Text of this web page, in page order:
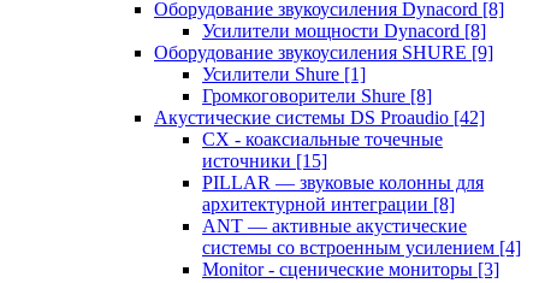
Оборудование звукоусиления Dynacord [8]
Усилители мощности Dynacord [8]
Оборудование звукоусиления SHURE [9]
Усилители Shure [1]
Громкоговорители Shure [8]
Акустические системы DS Proaudio [42]
CX - коаксиальные точечные
источники [15]
PILLAR — звуковые колонны для
архитектурной интеграции [8]
ANT — активные акустические
системы со встроенным усилением [4]
Monitor - сценические мониторы [3]